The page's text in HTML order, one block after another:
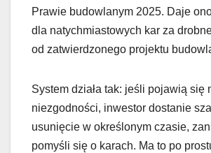
Prawie budowlanym 2025. Daje
dla natychmiastowych kar za
od zatwierdzonego projektu
System działa tak: jeśli pojawią się
niezgodności, inwestor dostanie
usunięcie w określonym czasie,
pomyśli się o karach. Ma to po